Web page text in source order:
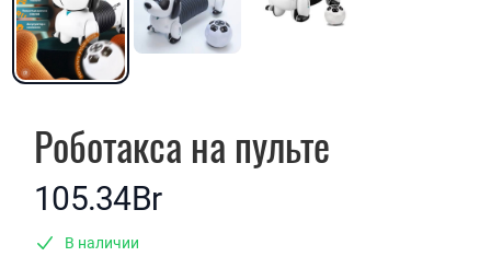
Роботакса на пульте
105.34Br
В наличии